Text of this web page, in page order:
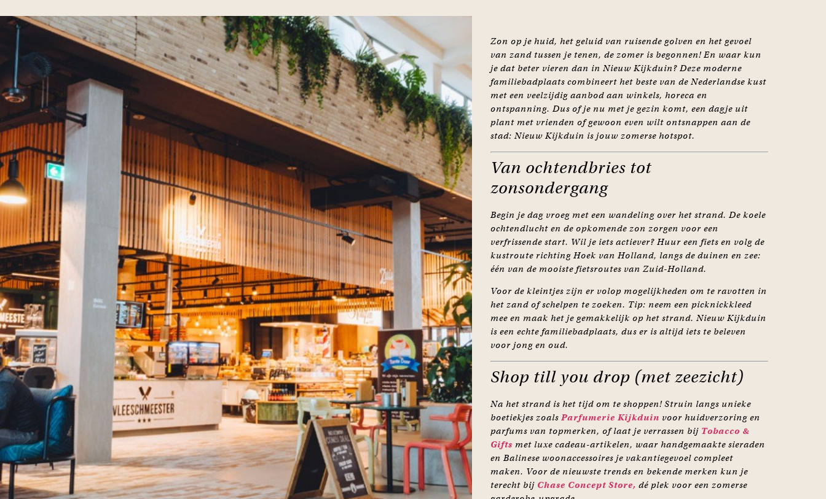
Zon op je huid, het geluid van ruisende golven en het gevoel
van zand tussen je tenen, de zomer is begonnen! En waar kun
je dat beter vieren dan in Nieuw Kijkduin? Deze moderne
familiebadplaats combineert het beste van de Nederlandse kust
met een veelzijdig aanbod aan winkels, horeca en
ontspanning. Dus of je nu met je gezin komt, een dagje uit
plant met vrienden of gewoon even wilt ontsnappen aan de
stad: Nieuw Kijkduin is jouw zomerse hotspot.
Van ochtendbries tot
zonsondergang
Begin je dag vroeg met een wandeling over het strand. De koele
ochtendlucht en de opkomende zon zorgen voor een
verfrissende start. Wil je iets actiever? Huur een fiets en volg de
kustroute richting Hoek van Holland, langs de duinen en zee:
één van de mooiste fietsroutes van Zuid-Holland.
Voor de kleintjes zijn er volop mogelijkheden om te ravotten in
het zand of schelpen te zoeken. Tip: neem een picknickkleed
mee en maak het je gemakkelijk op het strand. Nieuw Kijkduin
is een echte familiebadplaats, dus er is altijd iets te beleven
voor jong en oud.
Shop till you drop (met zeezicht)
Na het strand is het tijd om te shoppen! Struin langs unieke
boetiekjes zoals Parfumerie Kijkduin voor huidverzoring en
parfums van topmerken, of laat je verrassen bij Tobacco &
Gifts met luxe cadeau-artikelen, waar handgemaakte sieraden
en Balinese woonaccessoires je vakantiegevoel compleet
maken. Voor de nieuwste trends en bekende merken kun je
terecht bij Chase Concept Store, dé plek voor een zomerse